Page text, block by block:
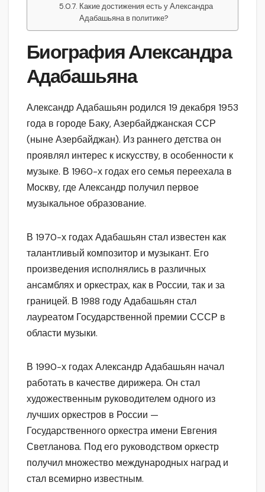
Какие достижения есть у Александра
Адабашьяна в политике?
Биография Александра
Адабашьяна
Александр Адабашьян родился 19 декабря 1953
года в городе Баку, Азербайджанская ССР
(ныне Азербайджан). Из раннего детства он
проявлял интерес к искусству, в особенности к
музыке. В 1960-х годах его семья переехала в
Москву, где Александр получил первое
музыкальное образование.
В 1970-х годах Адабашьян стал известен как
талантливый композитор и музыкант. Его
произведения исполнялись в различных
ансамблях и оркестрах, как в России, так и за
границей. В 1988 году Адабашьян стал
лауреатом Государственной премии СССР в
области музыки.
В 1990-х годах Александр Адабашьян начал
работать в качестве дирижера. Он стал
художественным руководителем одного из
лучших оркестров в России —
Государственного оркестра имени Евгения
Светланова. Под его руководством оркестр
получил множество международных наград и
стал всемирно известным.